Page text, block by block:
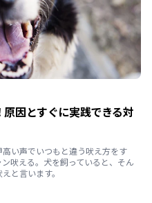
因とすぐに実践できる対
い声でいつもと違う吠え方をす
吠える。犬を飼っていると、そん
と言います。